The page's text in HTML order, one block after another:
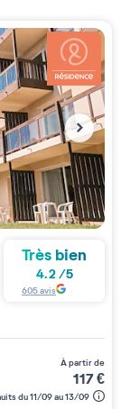
Très bien
4.2 /5
605avis
à partir de
117€
du 11/09 au 13/09